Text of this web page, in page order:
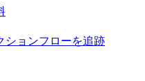
ションフローを追跡